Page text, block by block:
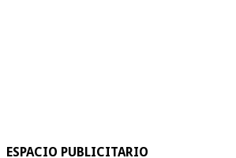
ESPACIO PUBLICITARIO